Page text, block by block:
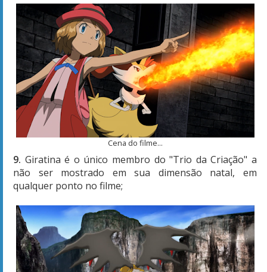
Cena do filme...
9. Giratina é o único membro do "Trio da Criação" a
não ser mostrado em sua dimensão natal, em
qualquer ponto no filme;